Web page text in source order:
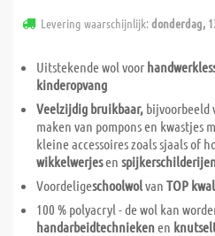
Levering waarschijnlijk:donderdag,
Uitstekende wol voor
kinderopvang
Veelzijdig bruikbaar, bijvoorbeeld
maken van pompons en kwastjes
kleine accessoires zoals sjaals of
wikkelwerjesen
Voordeligeschoolwolvan TOP
100 % polyacryl - de wol kan
handarbeidtechniekenen